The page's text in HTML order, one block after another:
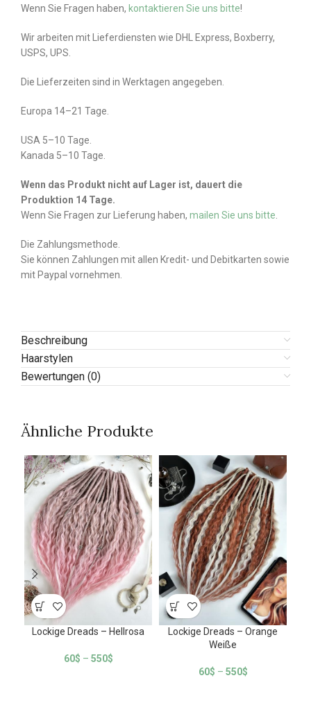
Wenn Sie Fragen haben, kontaktieren Sie uns bitte!
Wir arbeiten mit Lieferdiensten wie DHL Express, Boxberry,
USPS, UPS.
Die Lieferzeiten sind in Werktagen angegeben.
Europa 14–21 Tage.
USA 5–10 Tage.
Kanada 5–10 Tage.
Wenn das Produkt nicht auf Lager ist, dauert die
Produktion 14 Tage.
Wenn Sie Fragen zur Lieferung haben, mailen Sie uns bitte
Die Zahlungsmethode.
Sie können Zahlungen mit allen Kredit- und Debitkarten sowie
mit Paypal vornehmen.
Beschreibung
Haarstylen
Bewertungen (0)
Ähnliche Produkte
Lockige Dreads – Hellrosa
60$ – 550$
Lockige Dreads – Orange
Weiße
60$ – 550$